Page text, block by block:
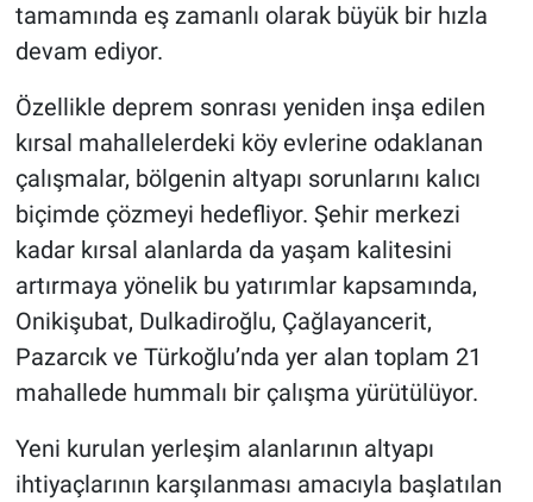
tamamında eş zamanlı olarak büyük bir hızla
devam ediyor.
Özellikle deprem sonrası yeniden inşa edilen
kırsal mahallelerdeki köy evlerine odaklanan
çalışmalar, bölgenin altyapı sorunlarını kalıcı
biçimde çözmeyi hedefliyor. Şehir merkezi
kadar kırsal alanlarda da yaşam kalitesini
artırmaya yönelik bu yatırımlar kapsamında,
Onikişubat, Dulkadiroğlu, Çağlayancerit,
Pazarcık ve Türkoğlu’nda yer alan toplam 21
mahallede hummalı bir çalışma yürütülüyor.
Yeni kurulan yerleşim alanlarının altyapı
ihtiyaçlarının karşılanması amacıyla başlatılan